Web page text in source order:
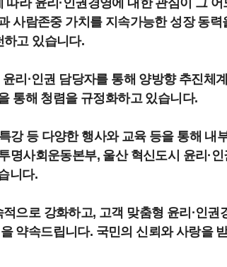
라 윤리·인권경영에 대한 관심이 그 어
사람존중 가치를 지속가능한 성장 동력
하고 있습니다.
리·인권 담당자를 통해 양방향 추진체
통해 청렴을 규정화하고 있습니다.
강 등 다양한 행사와 교육 등을 통해 내
명사회운동본부, 울산 혁신도시 윤리·인
니다.
으로 강화하고, 고객 맞춤형 윤리·인권
약속드립니다. 국민의 신뢰와 사랑을